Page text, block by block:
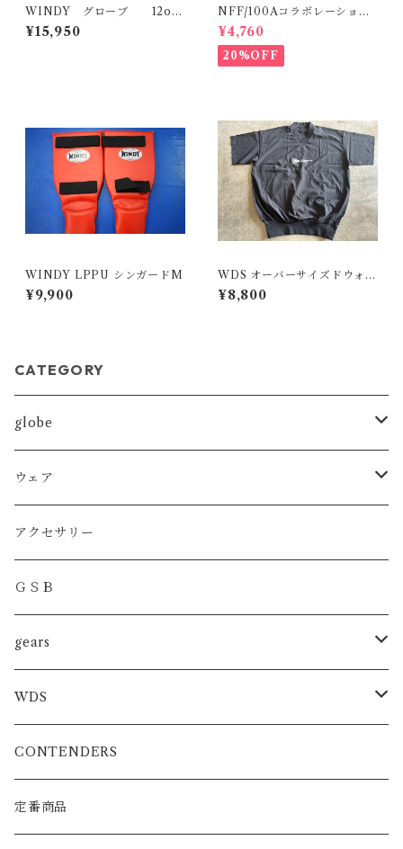
WINDY グローブ 12oz-
14OZ
¥15,950
NFF/100Aコラボレーション
T
¥4,760
20%OFF
WINDY LPPU シンガードM
¥9,900
WDS オーバーサイズドウォー
ムアップウェア
¥8,800
CATEGORY
globe
MMA
BOXING
KICKBOXING
トレーニンググローブ
スパーリンググローブ
SHOOTBOXING
JIU-JITSU
KARATE
ウェア
DRYT
DRYトレーニングショーツ
ファイトショーツ
アクセサリー
ＧＳＢ
gears
MMA
BOXING/MUAYTHAY
ATHRETE
WDS
スパーリンググローブ
MMAグローブ
CONTENDERS
定番商品